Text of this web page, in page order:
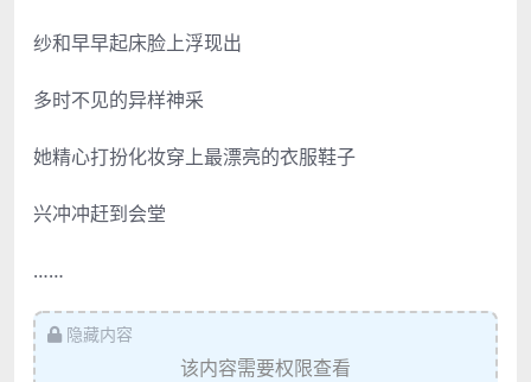
纱和早早起床脸上浮现出
多时不见的异样神采
她精心打扮化妆穿上最漂亮的衣服鞋子
兴冲冲赶到会堂
……
隐藏内容
该内容需要权限查看